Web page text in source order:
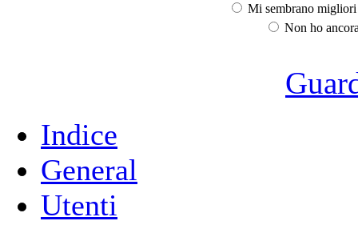
Mi sembrano
Non ho
Indice
General
Utenti